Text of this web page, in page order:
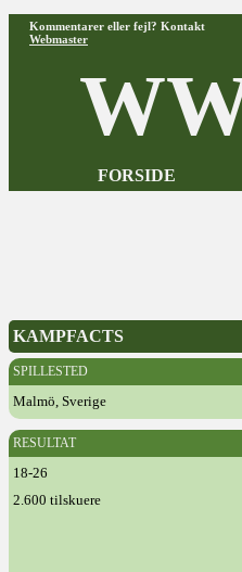
Kommentarer eller fejl? Kontakt
Webmaster
FORSIDE
KAMPFACTS
SPILLESTED
Malmö, Sverige
RESULTAT
18-26
2.600 tilskuere